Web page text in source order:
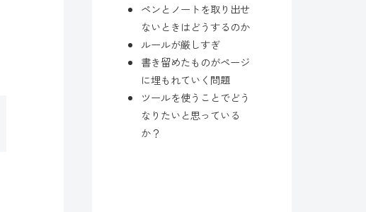
ペンとノートを取り出せ
ないときはどうするのか
ルールが厳しすぎ
書き留めたものがページ
に埋もれていく問題
ツールを使うことでどう
なりたいと思っている
か？